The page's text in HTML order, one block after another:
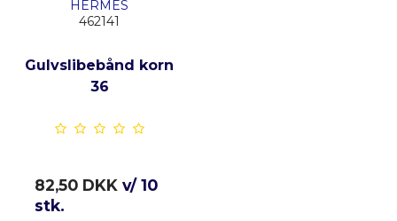
HERMES
462141
Gulvslibebånd korn
36
82,50 DKK v/ 10
stk.